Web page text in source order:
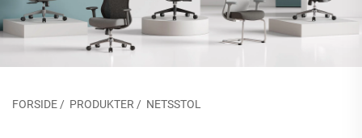
FORSIDE / PRODUKTER / NETSSTOL